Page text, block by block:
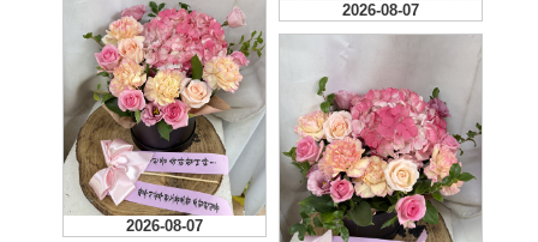
2026-08-07
2026-08-07